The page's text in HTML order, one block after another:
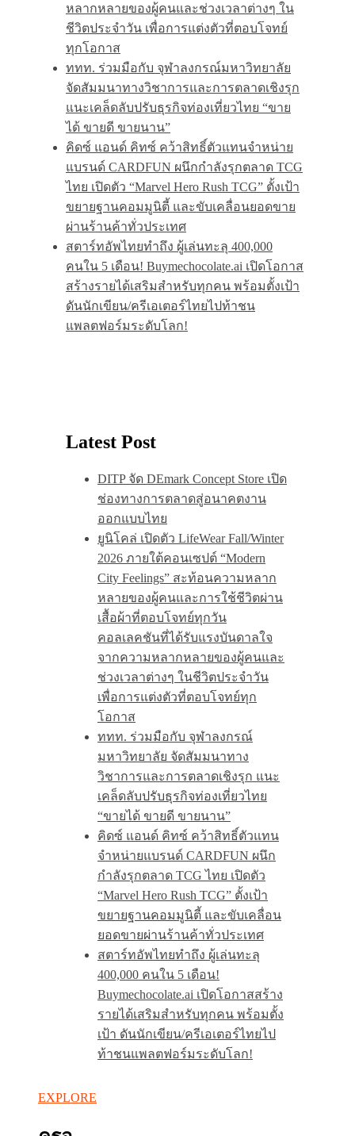
หลากหลายของผู้คนและช่วงเวลาต่างๆ ใน
ชีวิตประจำวัน เพื่อการแต่งตัวที่ตอบโจทย์
ทุกโอกาส
ททท. ร่วมมือกับ จุฬาลงกรณ์มหาวิทยาลัย
จัดสัมมนาทางวิชาการและการตลาดเชิงรุก
แนะเคล็ดลับปรับธุรกิจท่องเที่ยวไทย “ขาย
ได้ ขายดี ขายนาน”
คิดซ์ แอนด์ คิทซ์ คว้าสิทธิ์ตัวแทนจำหน่าย
แบรนด์ CARDFUN ผนึกกำลังรุกตลาด TCG
ไทย เปิดตัว “Marvel Hero Rush TCG” ตั้งเป้า
ขยายฐานคอมมูนิตี้ และขับเคลื่อนยอดขาย
ผ่านร้านค้าทั่วประเทศ
สตาร์ทอัพไทยทำถึง ผู้เล่นทะลุ 400,000
คนใน 5 เดือน! Buymechocolate.ai เปิดโอกาส
สร้างรายได้เสริมสำหรับทุกคน พร้อมตั้งเป้า
ดันนักเขียน/ครีเอเตอร์ไทยไปท้าชน
แพลตฟอร์มระดับโลก!
Latest Post
DITP จัด DEmark Concept Store เปิด
ช่องทางการตลาดสู่อนาคตงาน
ออกแบบไทย
ยูนิโคล่ เปิดตัว LifeWear Fall/Winter
2026 ภายใต้คอนเซปต์ “Modern
City Feelings” สะท้อนความหลาก
หลายของผู้คนและการใช้ชีวิตผ่าน
เสื้อผ้าที่ตอบโจทย์ทุกวัน
คอลเลคชันที่ได้รับแรงบันดาลใจ
จากความหลากหลายของผู้คนและ
ช่วงเวลาต่างๆ ในชีวิตประจำวัน
เพื่อการแต่งตัวที่ตอบโจทย์ทุก
โอกาส
ททท. ร่วมมือกับ จุฬาลงกรณ์
มหาวิทยาลัย จัดสัมมนาทาง
วิชาการและการตลาดเชิงรุก แนะ
เคล็ดลับปรับธุรกิจท่องเที่ยวไทย
“ขายได้ ขายดี ขายนาน”
คิดซ์ แอนด์ คิทซ์ คว้าสิทธิ์ตัวแทน
จำหน่ายแบรนด์ CARDFUN ผนึก
กำลังรุกตลาด TCG ไทย เปิดตัว
“Marvel Hero Rush TCG” ตั้งเป้า
ขยายฐานคอมมูนิตี้ และขับเคลื่อน
ยอดขายผ่านร้านค้าทั่วประเทศ
สตาร์ทอัพไทยทำถึง ผู้เล่นทะลุ
400,000 คนใน 5 เดือน!
Buymechocolate.ai เปิดโอกาสสร้าง
รายได้เสริมสำหรับทุกคน พร้อมตั้ง
เป้า ดันนักเขียน/ครีเอเตอร์ไทยไป
ท้าชนแพลตฟอร์มระดับโลก!
EXPLORE